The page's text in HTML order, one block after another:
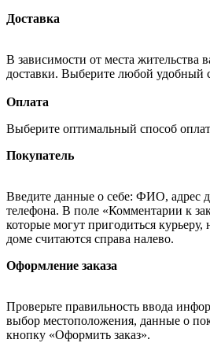
Доставка
В зависимости от места жительства
доставки. Выберите любой удобный
Оплата
Выберите оптимальный способ
Покупатель
Введите данные о себе: ФИО, адрес
телефона. В поле «Комментарии к
которые могут пригодиться
доме считаются справа налево.
Оформление заказа
Проверьте правильность ввода
выбор местоположения, данные о
кнопку «Оформить заказ».